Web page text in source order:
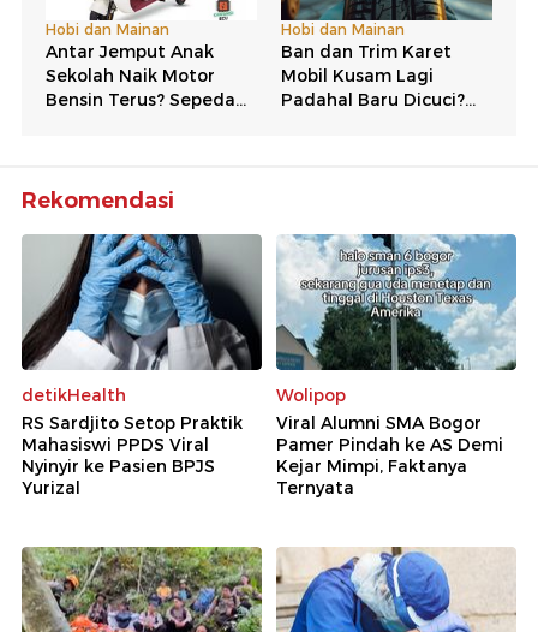
Rekomendasi
detikHealth
RS Sardjito Setop Praktik
Mahasiswi PPDS Viral
Nyinyir ke Pasien BPJS
Yurizal
Wolipop
Viral Alumni SMA Bogor
Pamer Pindah ke AS Demi
Kejar Mimpi, Faktanya
Ternyata